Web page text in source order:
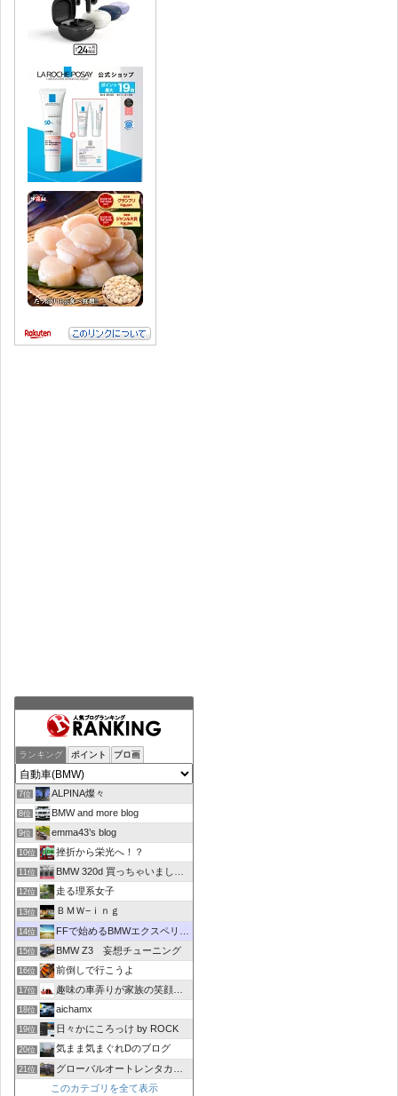
ランキング ポイント ブロ画
7位 ALPINA燦々
8位 BMW and more blog
9位 emma43’s blog
10位 挫折から栄光へ！？
11位 BMW 320d 買っちゃいました！！
12位 走る理系女子
13位 ＢＭＷ−ｉｎｇ
14位 FFで始めるBMWエクスペリエンス
15位 BMW Z3 妄想チューニング
16位 前倒しで行こうよ
17位 趣味の車弄りが家族の笑顔の中心にありますように
18位 aichamx
19位 日々かにころっけ by ROCK
20位 気まま気まぐれDのブログ
21位
グローバルオートレンタカーブログ
このカテゴリを全て表示